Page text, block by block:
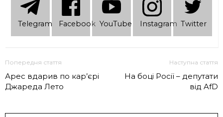
Telеgram Facebook YouTube Instagram Twitter
Попередня стаття
Арес вдарив по кар’єрі
Джареда Лето
Наступна стаття
На боці Росії – депутати
від AfD